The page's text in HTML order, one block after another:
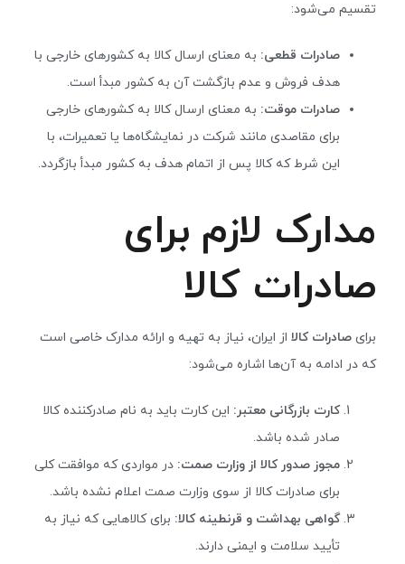
تقسیم می‌شود:
صادرات قطعی: به معنای ارسال کالا به کشورهای خارجی با
هدف فروش و عدم بازگشت آن به کشور مبدأ است.
صادرات موقت: به معنای ارسال کالا به کشورهای خارجی
برای مقاصدی مانند شرکت در نمایشگاه‌ها یا تعمیرات، با
این شرط که کالا پس از اتمام هدف به کشور مبدأ بازگردد.
مدارک لازم برای
صادرات کالا
برایصادرات کالا از ایران، نیاز به تهیه و ارائه مدارک خاصی است
که در ادامه به آن‌ها اشاره می‌شود:
کارت بازرگانی معتبر: این کارت باید به نام صادرکننده کالا
صادر شده باشد.
مجوز صدور کالا از وزارت صمت: در مواردی که موافقت کلی
برای صادرات کالا از سوی وزارت صمت اعلام نشده باشد.
گواهی بهداشت و قرنطینه کالا: برای کالاهایی که نیاز به
تأیید سلامت و ایمنی دارند.